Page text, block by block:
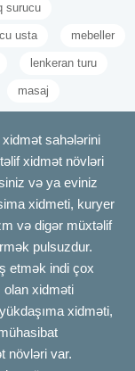
surucu
usta mebeller
lenkeran turu
masaj
sahələrini
xidmət növləri
və ya eviniz
xidmeti, kuryer
və digər müxtəlif
pulsuzdur.
etmək indi çox
olan xidməti
xidməti,
növləri var.